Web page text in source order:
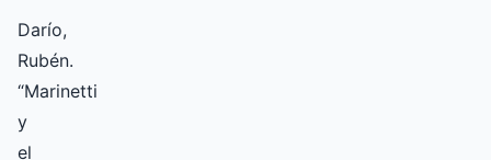
Darío,
Rubén.
“Marinetti
y
el